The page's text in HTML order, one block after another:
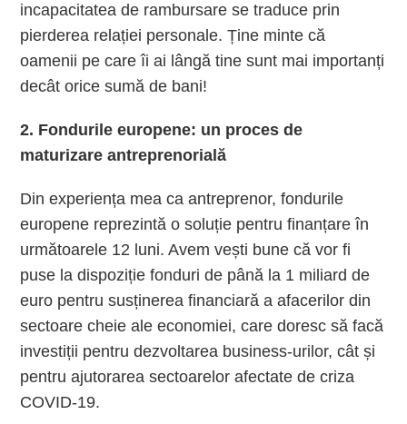
incapacitatea de rambursare se traduce prin
pierderea relației personale. Ține minte că
oamenii pe care îi ai lângă tine sunt mai importanți
decât orice sumă de bani!
2. Fondurile europene: un proces de
maturizare antreprenorială
Din experiența mea ca antreprenor, fondurile
europene reprezintă o soluție pentru finanțare în
următoarele 12 luni. Avem vești bune că vor fi
puse la dispoziție fonduri de până la 1 miliard de
euro pentru susținerea financiară a afacerilor din
sectoare cheie ale economiei, care doresc să facă
investiții pentru dezvoltarea business-urilor, cât și
pentru ajutorarea sectoarelor afectate de criza
COVID-19.